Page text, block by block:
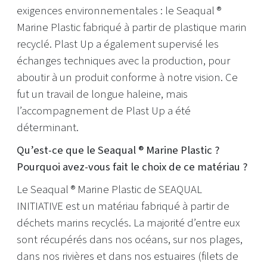
exigences environnementales : le Seaqual ®
Marine Plastic fabriqué à partir de plastique marin
recyclé. Plast Up a également supervisé les
échanges techniques avec la production, pour
aboutir à un produit conforme à notre vision. Ce
fut un travail de longue haleine, mais
l’accompagnement de Plast Up a été
déterminant.
Qu’est-ce que le Seaqual ® Marine Plastic ?
Pourquoi avez-vous fait le choix de ce matériau ?
Le Seaqual ® Marine Plastic de SEAQUAL
INITIATIVE est un matériau fabriqué à partir de
déchets marins recyclés. La majorité d’entre eux
sont récupérés dans nos océans, sur nos plages,
dans nos rivières et dans nos estuaires (filets de